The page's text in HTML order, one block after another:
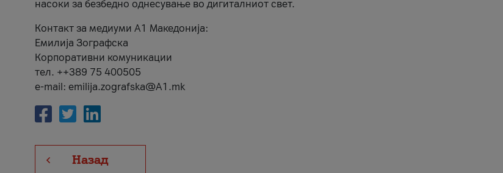
насоки за безбедно однесување во дигиталниот свет.
Контакт за медиуми А1 Македонија:
Емилија Зографска
Корпоративни комуникации
тел. ++389 75 400505
e-mail: emilija.zografska@A1.mk
Назад